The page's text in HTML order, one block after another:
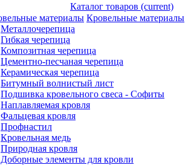
Каталог товаров (current)
Кровельные материалы
Металлочерепица
Гибкая черепица
Композитная черепица
Цементно-песчаная черепица
Керамическая черепица
Битумный волнистый лист
Подшивка кровельного свеса - Софиты
Наплавляемая кровля
Фальцевая кровля
Профнастил
Кровельная медь
Природная кровля
Доборные элементы для кровли